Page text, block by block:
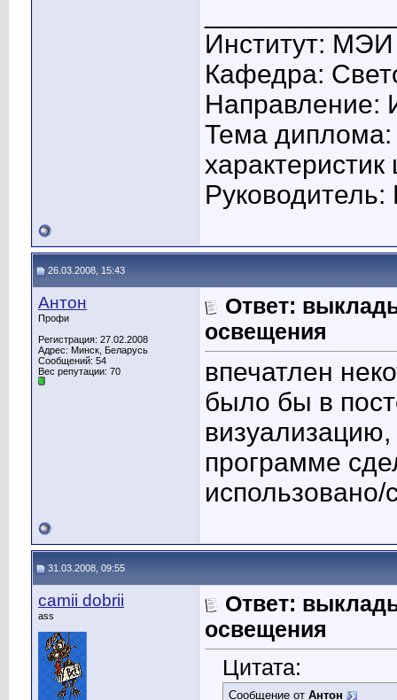
Институт: МЭИ
Кафедра:
Направление:
Тема диплома:
26.03.2008, 15:43
Антон
Профи
Регистрация: 27.02.2008
Адрес: Минск, Беларусь
Сообщений: 54
Вес репутации: 70
Ответ:
освещения
впечатлен
было бы в
программе
использовано/
31.03.2008, 09:55
camii dobrii
ass
Ответ:
освещения
Цитата:
Сообщение от Антон